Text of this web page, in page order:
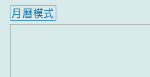
月曆模式